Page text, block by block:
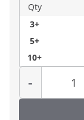
Qty
3+
5+
10+
-